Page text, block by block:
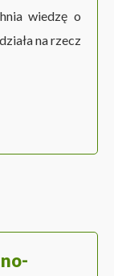
wiedzę o
na rzecz